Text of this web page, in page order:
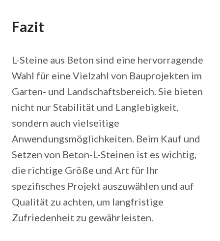
Fazit
L-Steine aus Beton sind eine hervorragende
Wahl für eine Vielzahl von Bauprojekten im
Garten- und Landschaftsbereich. Sie bieten
nicht nur Stabilität und Langlebigkeit,
sondern auch vielseitige
Anwendungsmöglichkeiten. Beim Kauf und
Setzen von Beton-L-Steinen ist es wichtig,
die richtige Größe und Art für Ihr
spezifisches Projekt auszuwählen und auf
Qualität zu achten, um langfristige
Zufriedenheit zu gewährleisten.